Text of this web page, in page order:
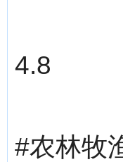
4.8
#农林牧